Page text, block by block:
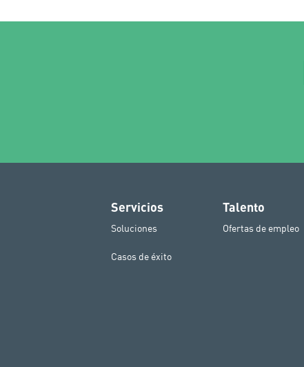
Servicios
Soluciones
Casos de éxito
Talento
Ofertas de empleo